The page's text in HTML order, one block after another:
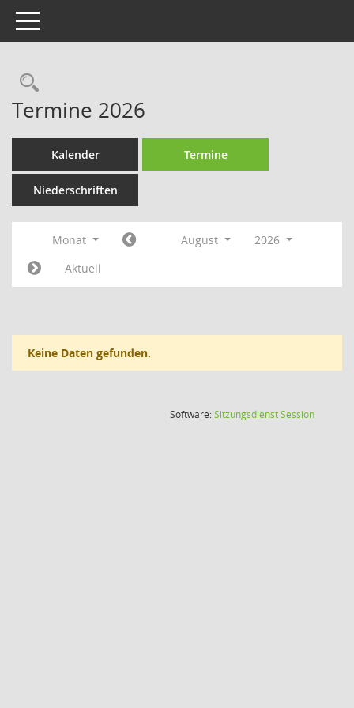
Toggle navigation
Termine 2026
Kalender Termine
Niederschriften
Monat August
2026
Aktuell
Keine Daten gefunden.
Software:SitzungsdienstSession(Wird in